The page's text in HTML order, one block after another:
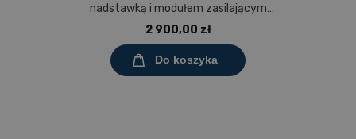
nadstawką i modułem zasilającym
Prostokąt 1200x600 mm, rozmiar 4-6, blat
2 900,00 zł
Do koszyka